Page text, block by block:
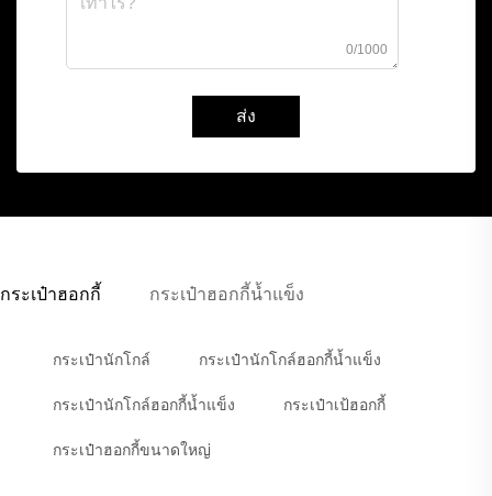
0/1000
ส่ง
กระเป๋าฮอกกี้ กระเป๋าฮอกกี้น้ำแข็ง
กระเป๋านักโกล์ กระเป๋านักโกล์ฮอกกี้น้ำแข็ง
กระเป๋านักโกล์ฮอกกี้น้ำแข็ง กระเป๋าเป้ฮอกกี้
กระเป๋าฮอกกี้ขนาดใหญ่